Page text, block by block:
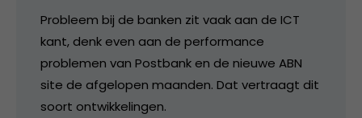
Probleem bij de banken zit vaak aan de ICT
kant, denk even aan de performance
problemen van Postbank en de nieuwe ABN
site de afgelopen maanden. Dat vertraagt dit
soort ontwikkelingen.